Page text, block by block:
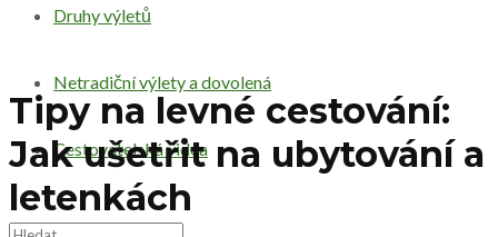
Druhy výletů
Netradiční výlety a dovolená
Cestovatelská videa
Tipy na levné cestování:
Jak ušetřit na ubytování a
letenkách